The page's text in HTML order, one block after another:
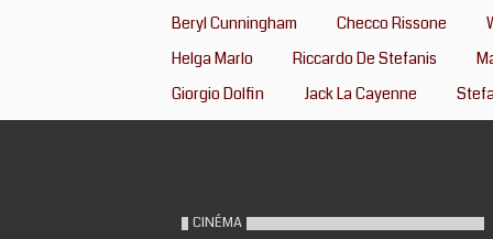
Beryl Cunningham
Checco Rissone
Helga Marlo
Riccardo De Stefanis
Giorgio Dolfin
Jack La Cayenne
CINÉMA